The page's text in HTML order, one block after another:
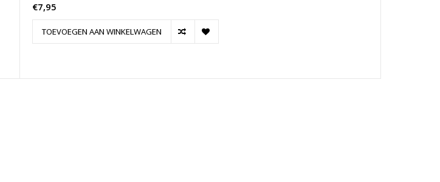
€7,95
TOEVOEGEN AAN WINKELWAGEN